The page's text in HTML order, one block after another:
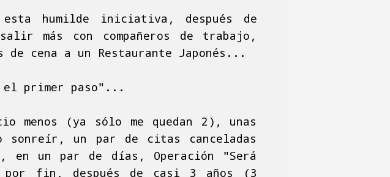
humilde iniciativa, después de
más con compañeros de trabajo,
cena a un Restaurante Japonés...
el primer paso"...
menos (ya sólo me quedan 2), unas
sonreír, un par de citas canceladas
un par de días, Operación "Será
por fin, después de casi 3 años (3